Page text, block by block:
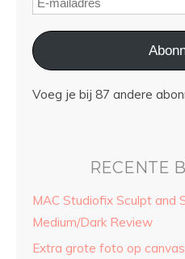
Voeg je bij 87 andere
RECENTE
MAC Studiofix Sculpt and
Medium/Dark Review
Extra grote foto op